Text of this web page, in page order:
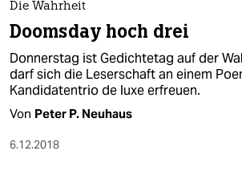
Die Wahrheit
Doomsday hoch drei
Donnerstag ist Gedichtetag auf der
darf sich die Leserschaft an einem
Kandidatentrio de luxe erfreuen.
Von Peter P. Neuhaus
6.12.2018